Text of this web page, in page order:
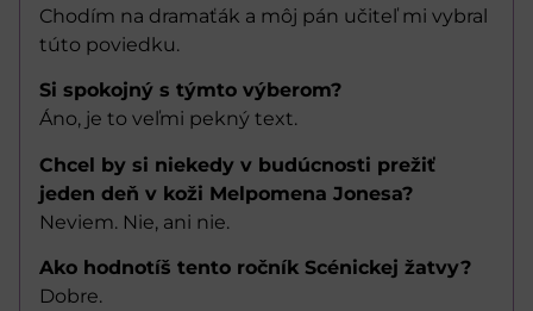
Chodím na dramaťák a môj pán učiteľ mi vybral
túto poviedku.
Si spokojný s týmto výberom?
Áno, je to veľmi pekný text.
Chcel by si niekedy v budúcnosti prežiť
jeden deň v koži Melpomena Jonesa?
Neviem. Nie, ani nie.
Ako hodnotíš tento ročník Scénickej žatvy?
Dobre.